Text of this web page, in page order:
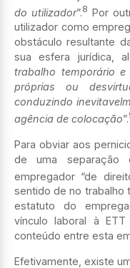
do utilizador”. 8 Por
utilizador como
obstáculo resultante
sua esfera jurídica,
trabalho temporário e
próprias ou
conduzindo
agência de colocação”.
Para obviar aos
de uma separação
empregador “de
sentido de no trabalho
estatuto do
vínculo laboral à
conteúdo entre esta
Efetivamente, existe